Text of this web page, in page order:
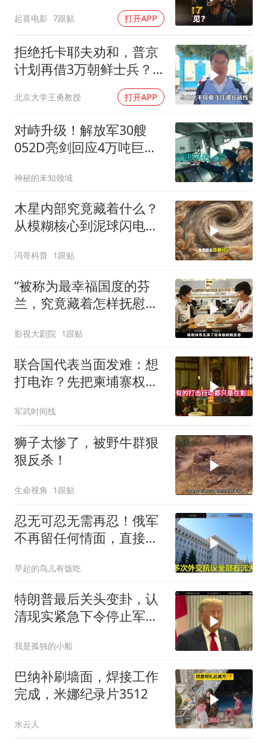
起喜电影 7跟贴 打开APP
拒绝托卡耶夫劝和，普京
计划再借3万朝鲜士兵？
北京大学王勇教授 打开APP
对峙升级！解放军30艘
052D亮剑回应4万吨巨舰
神秘的未知领域
木星内部究竟藏着什么？
从模糊核心到泥球闪电，
冯哥科普 1跟贴
“被称为最幸福国度的芬
兰，究竟藏着怎样抚慰人
影视大剧院 1跟贴
联合国代表当面发难：想
打电诈？先把柬埔寨权贵
军武时间线
狮子太惨了，被野牛群狠
狠反杀！
生命视角 1跟贴
忍无可忍无需再忍！俄军
不再留任何情面，直接炸
早起的鸟儿有饭吃
特朗普最后关头变卦，认
清现实紧急下令停止军事
我是孤独的小船
巴纳补刷墙面，焊接工作
完成，米娜纪录片3512
水云人